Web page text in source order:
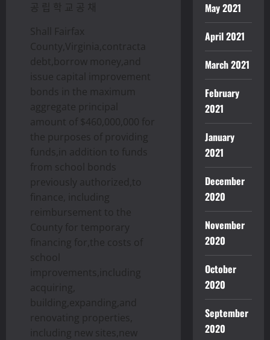
공 립 학 교 공 채
Shall Fairfax
County,Virginia,contracta
debt,borrow money,and
issue capital improvement
bonds in the maximum
aggregate principal
amount of $460,000,000 for
the purposes of providing
funds,in addition to funds
from school bonds
previously authorized,to
finance, including
reimbursement to the
County for temporary
financing for,the costs of
school
improvements,including
acquiring,
building,expanding,and
renovating properties,
including new sites,new
May 2021
April 2021
March 2021
February
2021
January
2021
December
2020
November
2020
October
2020
September
2020